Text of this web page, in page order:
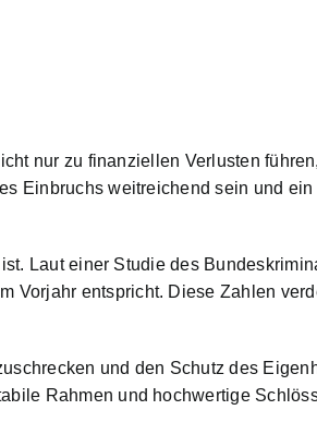
nur zu finanziellen Verlusten
Einbruchs weitreichend sein und ein
Laut einer Studie des
Vorjahr entspricht. Diese Zahlen
und den Schutz des
Rahmen und hochwertige